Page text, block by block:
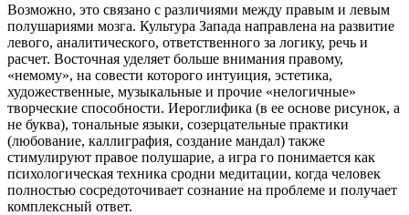
Возможно, это связано с различиями между правым и левым
полушариями мозга. Культура Запада направлена на развитие
левого, аналитического, ответственного за логику, речь и
расчет. Восточная уделяет больше внимания правому,
«немому», на совести которого интуиция, эстетика,
художественные, музыкальные и прочие «нелогичные»
творческие способности. Иероглифика (в ее основе рисунок, а
не буква), тональные языки, созерцательные практики
(любование, каллиграфия, создание мандал) также
стимулируют правое полушарие, а игра го понимается как
психологическая техника сродни медитации, когда человек
полностью сосредоточивает сознание на проблеме и получает
комплексный ответ.